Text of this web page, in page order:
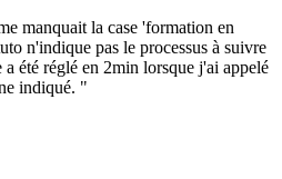
manquait la case 'formation en
n'indique pas le processus à suivre
été réglé en 2min lorsque j'ai appelé
indiqué. "